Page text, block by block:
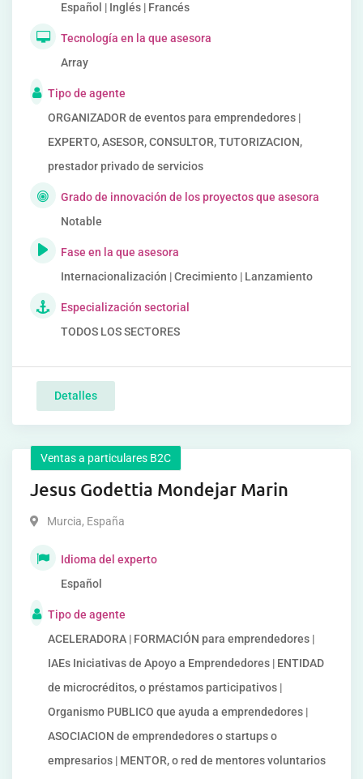
Español | Inglés | Francés
Tecnología en la que asesora
Array
Tipo de agente
ORGANIZADOR de eventos para emprendedores |
EXPERTO, ASESOR, CONSULTOR, TUTORIZACION,
prestador privado de servicios
Grado de innovación de los proyectos que asesora
Notable
Fase en la que asesora
Internacionalización | Crecimiento | Lanzamiento
Especialización sectorial
TODOS LOS SECTORES
Detalles
Ventas a particulares B2C
Jesus Godettia Mondejar Marin
Murcia, España
Idioma del experto
Español
Tipo de agente
ACELERADORA | FORMACIÓN para emprendedores |
IAEs Iniciativas de Apoyo a Emprendedores | ENTIDAD
de microcréditos, o préstamos participativos |
Organismo PUBLICO que ayuda a emprendedores |
ASOCIACION de emprendedores o startups o
empresarios | MENTOR, o red de mentores voluntarios